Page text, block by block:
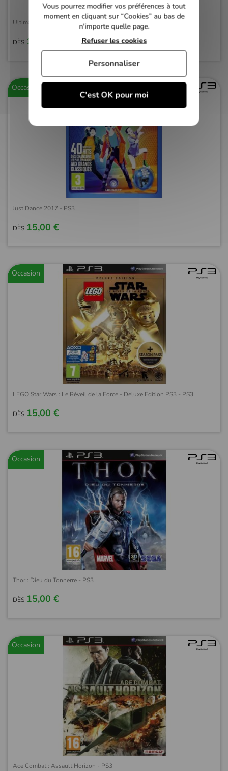
Ultimate Stealth Triple Pack Thief + Hitman + Deus Ex - PS3
DÈS 16,00 €
Occasion
Just Dance 2017 - PS3
DÈS 15,00 €
Occasion
LEGO Star Wars : Le Réveil de la Force - Deluxe Edition PS3 - PS3
DÈS 15,00 €
Occasion
Thor : Dieu du Tonnerre - PS3
DÈS 15,00 €
Occasion
Ace Combat : Assault Horizon - PS3
Vous pourrez modifier vos préférences à tout
moment en cliquant sur “Cookies” au bas de
n'importe quelle page.
C'est OK pour moi
Refuser les cookies
Personnaliser